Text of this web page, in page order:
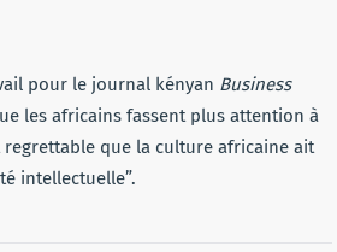
pour le journal kényan Business
les africains fassent plus attention à
regrettable que la culture africaine ait
intellectuelle”.